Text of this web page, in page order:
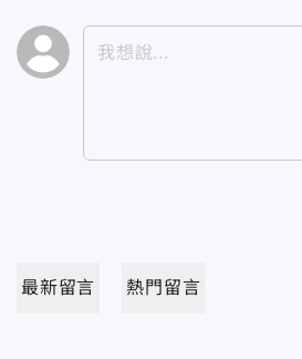
最新留言 熱門留言